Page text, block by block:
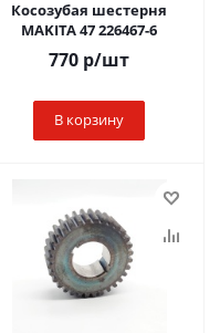
Косозубая шестерня
MAKITA 47 226467-6
770 р/шт
В корзину